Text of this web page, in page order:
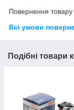
Повернення
Всі умови
Подібні товари